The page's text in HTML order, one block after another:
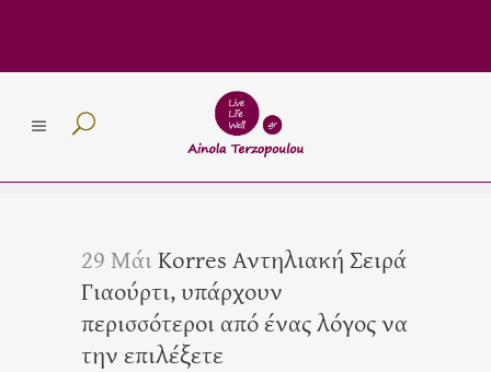
29 ΜάιKorres Αντηλιακή Σειρά
Γιαούρτι, υπάρχουν
περισσότεροι από ένας λόγος να
την επιλέξετε